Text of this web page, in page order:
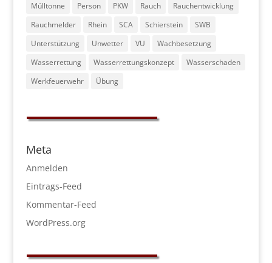
Mülltonne
Person PKW Rauch
Rauchentwicklung
Rauchmelder
Rhein SCA Schierstein
SWB
Unterstützung
Unwetter VU
Wachbesetzung
Wasserrettung
Wasserrettungskonzept
Wasserschaden
Werkfeuerwehr
Übung
Meta
Anmelden
Eintrags-Feed
Kommentar-Feed
WordPress.org